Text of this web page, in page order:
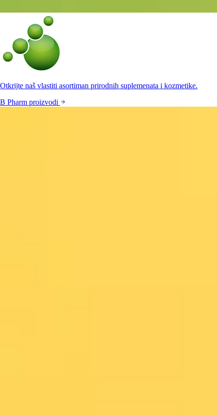
Otkrijte naš vlastiti asortiman prirodnih suplemenata i kozmetike.
B Pharm proizvodi